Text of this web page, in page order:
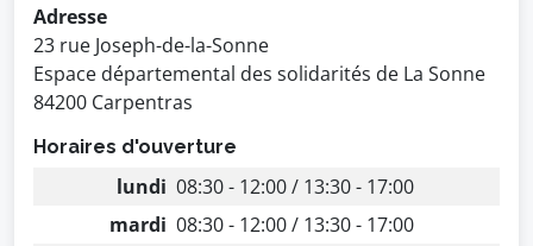
Adresse
23 rue Joseph-de-la-Sonne
Espace départemental des solidarités de La Sonne
84200 Carpentras
Horaires d'ouverture
lundi 08:30 - 12:00 / 13:30 - 17:00
mardi 08:30 - 12:00 / 13:30 - 17:00